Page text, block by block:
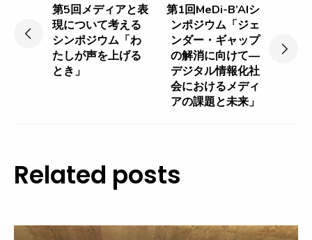
ナ
ン
Previous
post:
第5回メディアと表
現について考える
シンポジウム「わ
たしが声を上げる
とき」
Next
第1回MeDi-B’AIシ
ンポジウム「ジェ
ンダー・ギャップ
の解消に向けて―
デジタル情報化社
会におけるメディ
アの課題と未来」
Related posts